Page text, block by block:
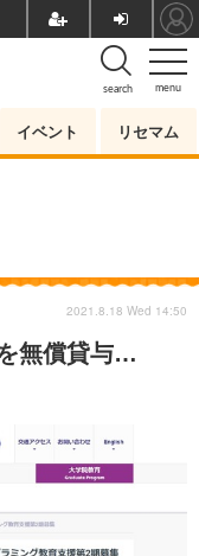
menu
search
イベント リセマム
無償貸与…
2021.8.18 Wed 14:50